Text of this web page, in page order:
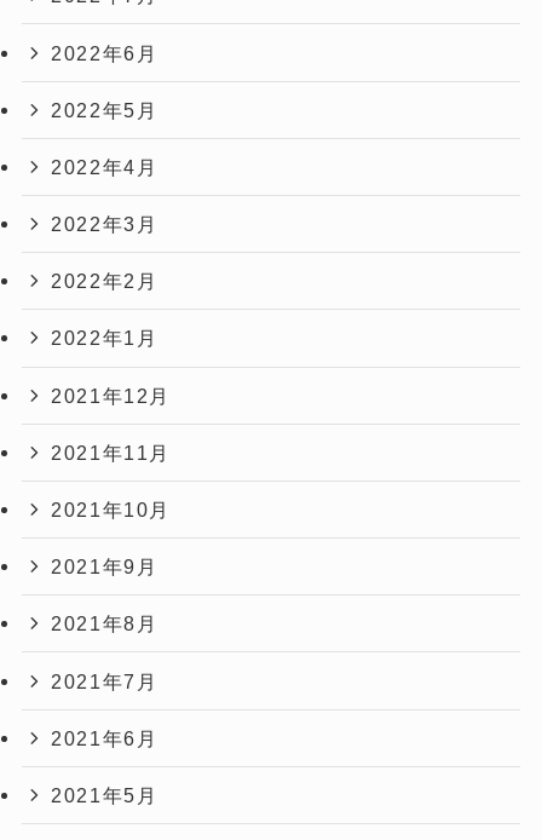
2022年6月
2022年5月
2022年4月
2022年3月
2022年2月
2022年1月
2021年12月
2021年11月
2021年10月
2021年9月
2021年8月
2021年7月
2021年6月
2021年5月